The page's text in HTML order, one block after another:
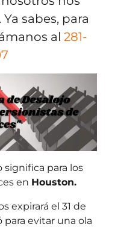
sabes, para
al 281-
significa para los
en Houston.
expirará el 31 de
evitar una ola